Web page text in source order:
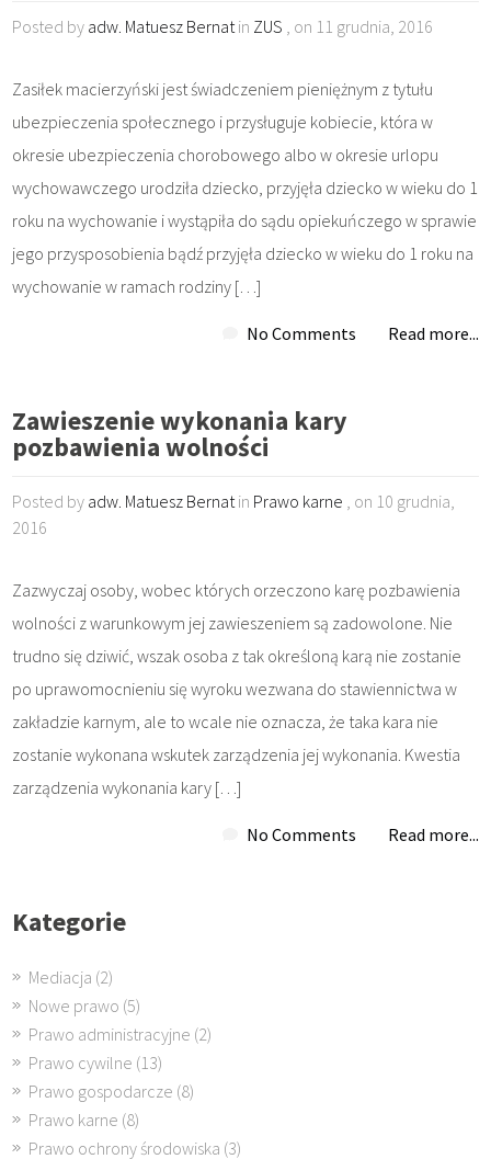
Posted by adw. Matuesz Bernatin ZUS , on 11 grudnia, 2016
Zasiłek macierzyński jest świadczeniem pieniężnym z tytułu
ubezpieczenia społecznego i przysługuje kobiecie, która w
okresie ubezpieczenia chorobowego albo w okresie urlopu
wychowawczego urodziła dziecko, przyjęła dziecko w wieku do 1
roku na wychowanie i wystąpiła do sądu opiekuńczego w sprawie
jego przysposobienia bądź przyjęła dziecko w wieku do 1 roku na
wychowanie w ramach rodziny […]
No Comments Read more...
Zawieszenie wykonania kary
pozbawienia wolności
Posted by adw. Matuesz Bernatin Prawo karne , on 10 grudnia,
2016
Zazwyczaj osoby, wobec których orzeczono karę pozbawienia
wolności z warunkowym jej zawieszeniem są zadowolone. Nie
trudno się dziwić, wszak osoba z tak określoną karą nie zostanie
po uprawomocnieniu się wyroku wezwana do stawiennictwa w
zakładzie karnym, ale to wcale nie oznacza, że taka kara nie
zostanie wykonana wskutek zarządzenia jej wykonania. Kwestia
zarządzenia wykonania kary […]
No Comments Read more...
Kategorie
Mediacja (2)
Nowe prawo (5)
Prawo administracyjne (2)
Prawo cywilne (13)
Prawo gospodarcze (8)
Prawo karne (8)
Prawo ochrony środowiska (3)